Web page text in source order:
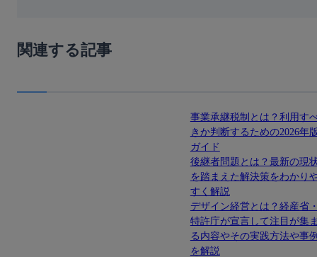
関連する記事
事業承継税制とは？利用す
きか判断するための2026年
ガイド
後継者問題とは？最新の現
を踏まえた解決策をわかり
すく解説
デザイン経営とは？経産省
特許庁が宣言して注目が集
る内容やその実践方法や事
を解説